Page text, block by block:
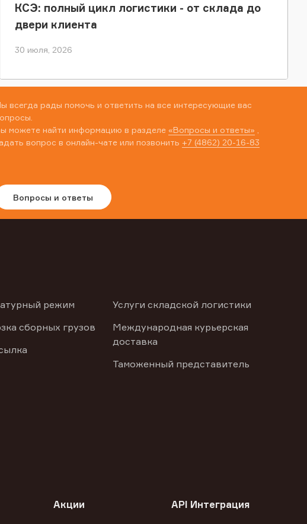
КСЭ: полный цикл логистики - от склада до
двери клиента
30 июля, 2026
всегда рады помочь и ответить на все интересующие вас
можете найти информацию в разделе «Вопросы и ответы»
вопрос в онлайн-чате или позвонить +7 (4862) 20-16-83
Вопросы и ответы
режим
сборных грузов
Услуги складской логистики
Международная курьерская
доставка
Таможенный представитель
Акции API Интеграция